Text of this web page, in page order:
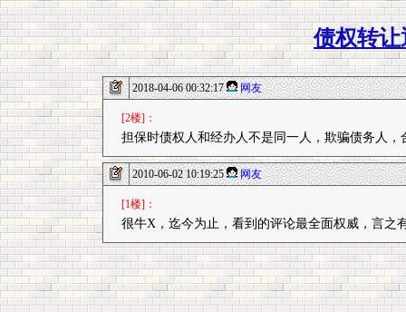
债权转
2018-04-06 00:32:17 网友
[2楼]：
担保时债权人和经办人不是同一人，欺骗债务人，
2010-06-02 10:19:25 网友
[1楼]：
很牛X，迄今为止，看到的评论最全面权威，言之